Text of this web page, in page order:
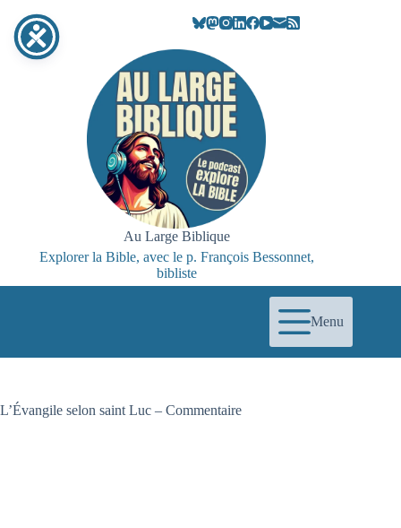
Au Large Biblique
Explorer la Bible, avec le p. François Bessonnet,
bibliste
Menu
L’Évangile selon saint Luc – Commentaire